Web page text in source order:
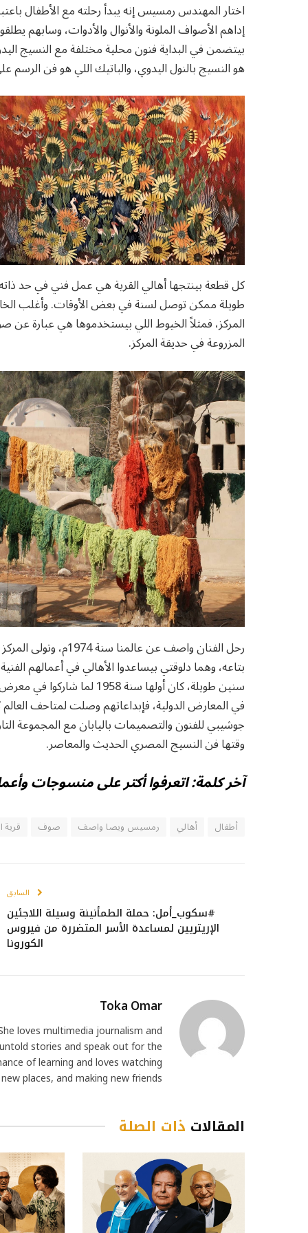
اختار المهندس رمسيس إنه يبدأ رحلته مع الأطفال
إداهم الأصواف الملونة والأنوال والأدوات، وسابهم
بيتضمن في البداية فنون محلية مختلفة مع النسيج
هو النسيج بالنول اليدوي، والباتيك اللي هو فن
كل قطعة بينتجها أهالي القرية هي عمل فني في حد
طويلة ممكن توصل لسنة في بعض الأوقات. وأغلب
المركز، فمثلاً الخيوط اللي بيستخدموها هي عبارة عن
المزروعة في حديقة المركز.
رحل الفنان واصف عن
بتاعه، وهما دلوقتي بيساعدوا الأهالي في أعمالهم
سنين طويلة، كان أولها
في المعارض الدولية، فإبداعاتهم وصلت لمتاحف
جوشيبي للفنون والتصميمات باليابان مع المجموعة
وقتها فن النسيج المصري الحديث والمعاصر.
آخر كلمة: اتعرفوا أكتر على منسوجات
أطفال أهالي رمسيس ويصا واصف صوف قرية
السابق
#سكوب_أمل: حملة الطمأنينة وسيلة اللاجئين
الإريتريين لمساعدة الأسر المتضررة من فيروس
الكورونا
Toka Omar
loves multimedia journalism and
stories and speak out for the
of learning and loves watching
places, and making new friends.
المقالات ذات الصلة